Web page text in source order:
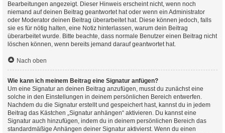
Bearbeitungen angezeigt. Dieser Hinweis erscheint nicht, wenn noch
niemand auf deinen Beitrag geantwortet hat oder wenn ein Administrator
oder Moderator deinen Beitrag überarbeitet hat. Diese können jedoch, falls
sie es für nötig halten, eine Notiz hinterlassen, warum dein Beitrag
überarbeitet wurde. Bitte beachte, dass normale Benutzer einen Beitrag nicht
löschen können, wenn bereits jemand darauf geantwortet hat.
Nach oben
Wie kann ich meinem Beitrag eine Signatur anfügen?
Um eine Signatur an deinen Beitrag anzufügen, musst du zunächst eine
solche in den Einstellungen in deinem persönlichen Bereich entwerfen.
Nachdem du die Signatur erstellt und gespeichert hast, kannst du in jedem
Beitrag das Kästchen „Signatur anhängen“ aktivieren. Du kannst eine
Signatur auch hinzufügen, indem du in deinem persönlichen Bereich das
standardmäßige Anhängen deiner Signatur aktivierst. Wenn du einen